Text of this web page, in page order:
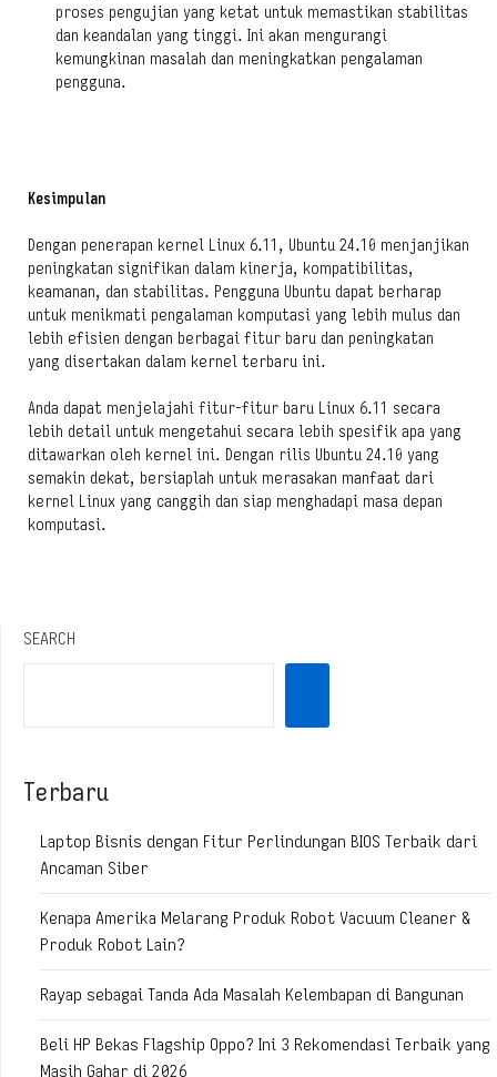
proses pengujian yang ketat untuk memastikan stabilitas
dan keandalan yang tinggi. Ini akan mengurangi
kemungkinan masalah dan meningkatkan pengalaman
pengguna.
Kesimpulan
Dengan penerapan kernel Linux 6.11, Ubuntu 24.10 menjanjikan
peningkatan signifikan dalam kinerja, kompatibilitas,
keamanan, dan stabilitas. Pengguna Ubuntu dapat berharap
untuk menikmati pengalaman komputasi yang lebih mulus dan
lebih efisien dengan berbagai fitur baru dan peningkatan
yang disertakan dalam kernel terbaru ini.
Anda dapat menjelajahi fitur-fitur baru Linux 6.11 secara
lebih detail untuk mengetahui secara lebih spesifik apa yang
ditawarkan oleh kernel ini. Dengan rilis Ubuntu 24.10 yang
semakin dekat, bersiaplah untuk merasakan manfaat dari
kernel Linux yang canggih dan siap menghadapi masa depan
komputasi.
SEARCH
Terbaru
Laptop Bisnis dengan Fitur Perlindungan BIOS Terbaik dari
Ancaman Siber
Kenapa Amerika Melarang Produk Robot Vacuum Cleaner &
Produk Robot Lain?
Rayap sebagai Tanda Ada Masalah Kelembapan di Bangunan
Beli HP Bekas Flagship Oppo? Ini 3 Rekomendasi Terbaik yang
Masih Gahar di 2026